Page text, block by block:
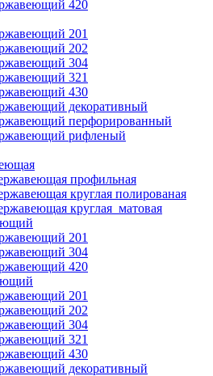
420
201
202
304
321
430
декоративный
перфорированный
рифленый
профильная
круглая полированая
круглая матовая
201
304
420
201
202
304
321
430
декоративный